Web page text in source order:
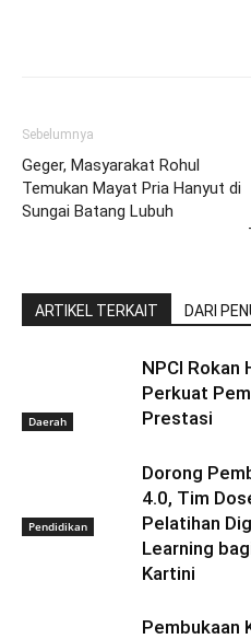
Sebelumnya
Geger, Masyarakat Rohul
Temukan Mayat Pria Hanyut di
Sungai Batang Lubuh
ARTIKEL TERKAIT DARI
Daerah
NPCI Rokan
Perkuat
Prestasi
Pendidikan
Dorong
4.0, Tim
Pelatihan
Learning
Kartini
Pembukaan